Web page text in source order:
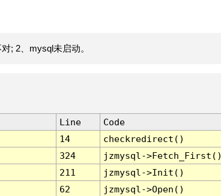
; 2、mysql未启动。
Line
Code
14
checkredirect()
324
jzmysql-
211
jzmysql->Init()
62
jzmysql->Open()